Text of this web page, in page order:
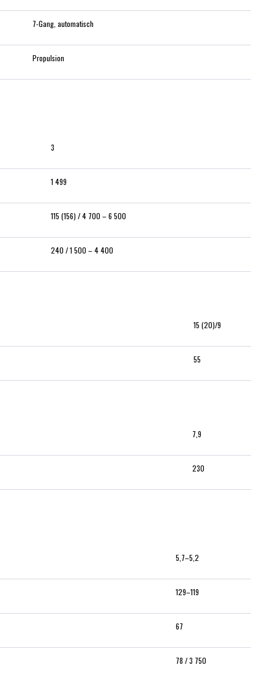
7-Gang, automatisch
Propulsion
3
1 499
115 (156) / 4 700 – 6 500
240 / 1 500 – 4 400
15 (20)/9
55
7,9
230
5,7–5,2
129–119
67
78 / 3 750